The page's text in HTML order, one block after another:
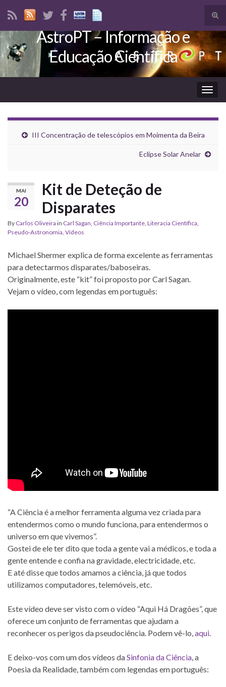
Search for:
AstroPT – Informação e
Educação Científica
III Concentração de telescópios em Moimenta da Beira
Eclipse Solar Anelar
MAI
20
Kit de Deteção de
Disparates
By Carlos Oliveira in Carl Sagan, Ciência Importante, Literacia Científica,
Pseudo-Astronomia, Vídeos
Michael Shermer explica de forma excelente as ferramentas
para detectarmos disparates/baboseiras.
Originalmente, este “kit” foi proposto por Carl Sagan.
Vejam o vídeo, com legendas em português:
“A Ciência é a melhor ferramenta alguma vez criada para
entendermos como o mundo funciona, para entendermos o
universo em que vivemos”.
Gostei de ele ter dito que toda a gente vai a médicos, e toda a
gente entende e confia na gravidade, electricidade, etc.
E até disse que todos amamos a ciência, já que todos
utilizamos computadores, telemóveis, etc.
Este vídeo deve ser visto com o vídeo “Aqui Há Dragões”, que
oferece um conjunto de ferramentas que ajudam a
reconhecer os perigos da pseudociência. Podem vê-lo,aqui.
E deixo-vos com um dos vídeos daSinfonia da Ciência, a
Poesia da Realidade, também com legendas em português: